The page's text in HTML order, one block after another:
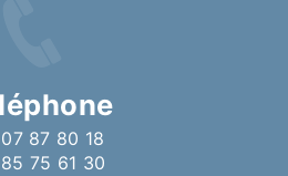
07 87 80 18
85 75 61 30